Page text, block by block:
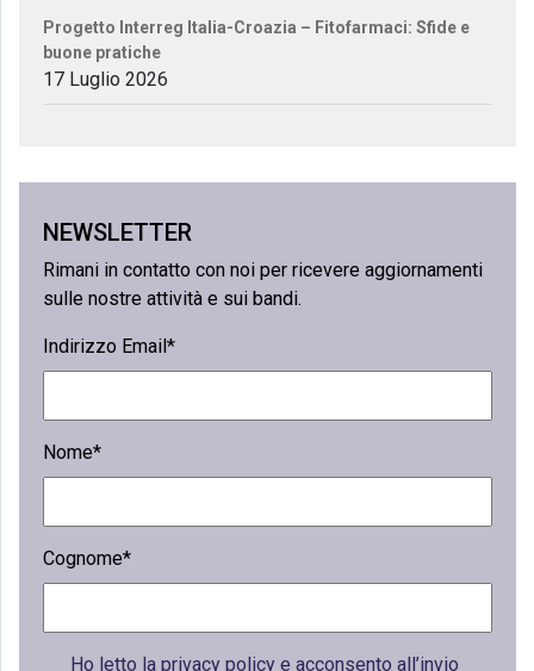
Progetto Interreg Italia-Croazia – Fitofarmaci: Sfide e
buone pratiche
17 Luglio 2026
NEWSLETTER
Rimani in contatto con noi per ricevere aggiornamenti
sulle nostre attività e sui bandi.
Indirizzo Email*
Nome*
Cognome*
Ho letto la privacy policy e acconsento all’invio